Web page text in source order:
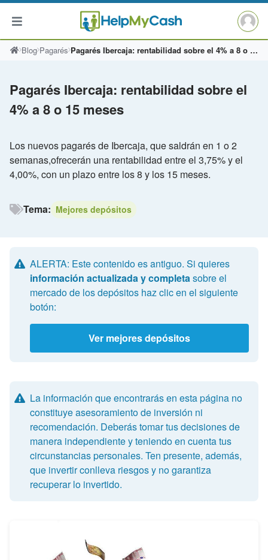
SaltarBlog Pagarés Pagarés Ibercaja: rentabilidad sobre el 4% a 8 o 15 meses
Pagarés Ibercaja: rentabilidad sobre el
4% a 8 o 15 meses
Los nuevos pagarés de Ibercaja, que saldrán en 1 o 2
semanas,ofrecerán una rentabilidad entre el 3,75% y el
4,00%, con un plazo entre los 8 y los 15 meses.
Tema: Mejores depósitos
ALERTA: Este contenido es antiguo. Si quieres
información actualizada y completa sobre el
mercado de los depósitos haz clic en el siguiente
botón:
Ver mejores depósitos
La información que encontrarás en esta página no
constituye asesoramiento de inversión ni
recomendación. Deberás tomar tus decisiones de
manera independiente y teniendo en cuenta tus
circunstancias personales. Ten presente, además,
que invertir conlleva riesgos y no garantiza
recuperar lo invertido.